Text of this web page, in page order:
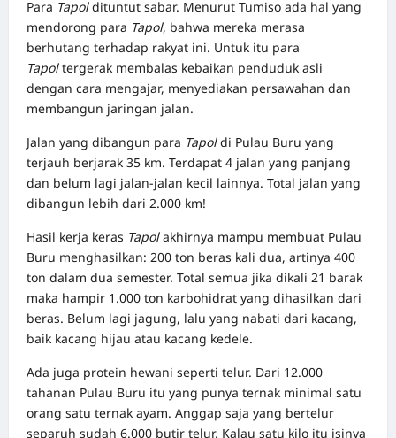
Para Tapoldituntut sabar. Menurut Tumiso ada hal yang
mendorong para Tapol, bahwa mereka merasa
berhutang terhadap rakyat ini. Untuk itu para
Tapoltergerak membalas kebaikan penduduk asli
dengan cara mengajar, menyediakan persawahan dan
membangun jaringan jalan.
Jalan yang dibangun para Tapoldi Pulau Buru yang
terjauh berjarak 35 km. Terdapat 4 jalan yang panjang
dan belum lagi jalan-jalan kecil lainnya. Total jalan yang
dibangun lebih dari 2.000 km!
Hasil kerja keras Tapolakhirnya mampu membuat Pulau
Buru menghasilkan: 200 ton beras kali dua, artinya 400
ton dalam dua semester. Total semua jika dikali 21 barak
maka hampir 1.000 ton karbohidrat yang dihasilkan dari
beras. Belum lagi jagung, lalu yang nabati dari kacang,
baik kacang hijau atau kacang kedele.
Ada juga protein hewani seperti telur. Dari 12.000
tahanan Pulau Buru itu yang punya ternak minimal satu
orang satu ternak ayam. Anggap saja yang bertelur
separuh sudah 6.000 butir telur. Kalau satu kilo itu isinya